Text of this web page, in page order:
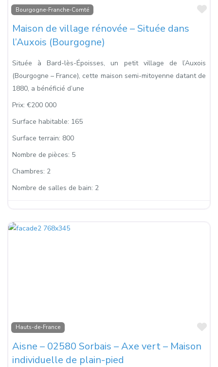
Bourgogne-Franche-Comté
Maison de village rénovée – Située dans
l’Auxois (Bourgogne)
Située à Bard-lès-Époisses, un petit village de l’Auxois
(Bourgogne – France), cette maison semi-mitoyenne datant de
1880, a bénéficié d’une
Prix: €200 000
Surface habitable: 165
Surface terrain: 800
Nombre de pièces: 5
Chambres: 2
Nombre de salles de bain: 2
Hauts-de-France
Aisne – 02580 Sorbais – Axe vert – Maison
individuelle de plain-pied